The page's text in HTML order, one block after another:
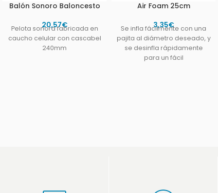
Balón Sonoro Baloncesto
20,57€
Pelota sonora fabricada en
caucho celular con cascabel
240mm
Air Foam 25cm
3,35€
Se infla fácilmente con una
pajita al diámetro deseado, y
se desinfla rápidamente
para un fácil